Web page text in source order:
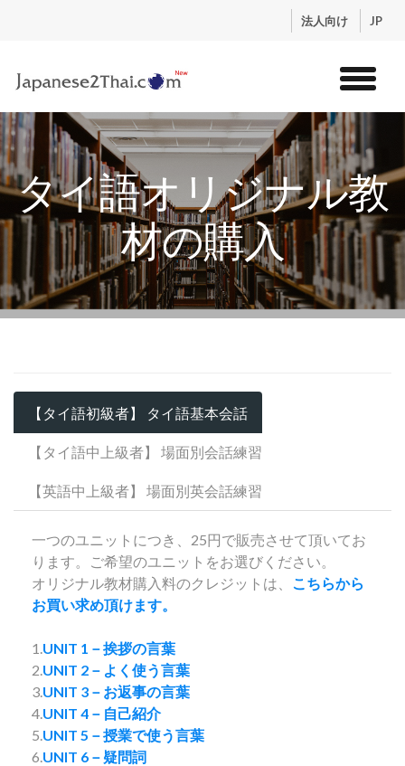
法人向け JP
トップ
サービス
コンテンツ
講師紹介
お申込流れ
ログイン
タイ語オリジナル教
材の購入
【タイ語初級者】 タイ語基本会話
【タイ語中上級者】 場面別会話練習
【英語中上級者】 場面別英会話練習
一つのユニットにつき、25円で販売させて頂いてお
ります。ご希望のユニットをお選びください。
オリジナル教材購入料のクレジットは、 こちらから
お買い求め頂けます。
1.UNIT 1－挨拶の言葉
2.UNIT 2－よく使う言葉
3.UNIT 3－お返事の言葉
4.UNIT 4－自己紹介
5.UNIT 5－授業で使う言葉
6.UNIT 6－疑問詞